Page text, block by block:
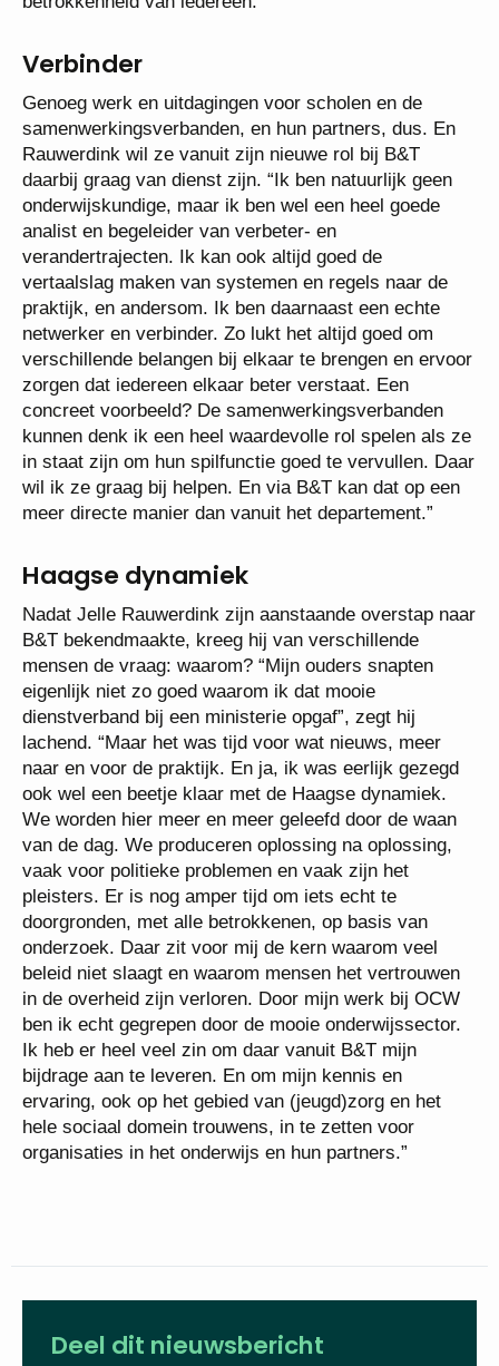
Verbinder
Genoeg werk en uitdagingen voor scholen en de
samenwerkingsverbanden, en hun partners, dus. En
Rauwerdink wil ze vanuit zijn nieuwe rol bij B&T
daarbij graag van dienst zijn. “Ik ben natuurlijk geen
onderwijskundige, maar ik ben wel een heel goede
analist en begeleider van verbeter- en
verandertrajecten. Ik kan ook altijd goed de
vertaalslag maken van systemen en regels naar de
praktijk, en andersom. Ik ben daarnaast een echte
netwerker en verbinder. Zo lukt het altijd goed om
verschillende belangen bij elkaar te brengen en ervoor
zorgen dat iedereen elkaar beter verstaat. Een
concreet voorbeeld? De samenwerkingsverbanden
kunnen denk ik een heel waardevolle rol spelen als ze
in staat zijn om hun spilfunctie goed te vervullen. Daar
wil ik ze graag bij helpen. En via B&T kan dat op een
meer directe manier dan vanuit het departement.”
Haagse dynamiek
Nadat Jelle Rauwerdink zijn aanstaande overstap naar
B&T bekendmaakte, kreeg hij van verschillende
mensen de vraag: waarom? “Mijn ouders snapten
eigenlijk niet zo goed waarom ik dat mooie
dienstverband bij een ministerie opgaf”, zegt hij
lachend. “Maar het was tijd voor wat nieuws, meer
naar en voor de praktijk. En ja, ik was eerlijk gezegd
ook wel een beetje klaar met de Haagse dynamiek.
We worden hier meer en meer geleefd door de waan
van de dag. We produceren oplossing na oplossing,
vaak voor politieke problemen en vaak zijn het
pleisters. Er is nog amper tijd om iets echt te
doorgronden, met alle betrokkenen, op basis van
onderzoek. Daar zit voor mij de kern waarom veel
beleid niet slaagt en waarom mensen het vertrouwen
in de overheid zijn verloren. Door mijn werk bij OCW
ben ik echt gegrepen door de mooie onderwijssector.
Ik heb er heel veel zin om daar vanuit B&T mijn
bijdrage aan te leveren. En om mijn kennis en
ervaring, ook op het gebied van (jeugd)zorg en het
hele sociaal domein trouwens, in te zetten voor
organisaties in het onderwijs en hun partners.”
Deel dit nieuwsbericht